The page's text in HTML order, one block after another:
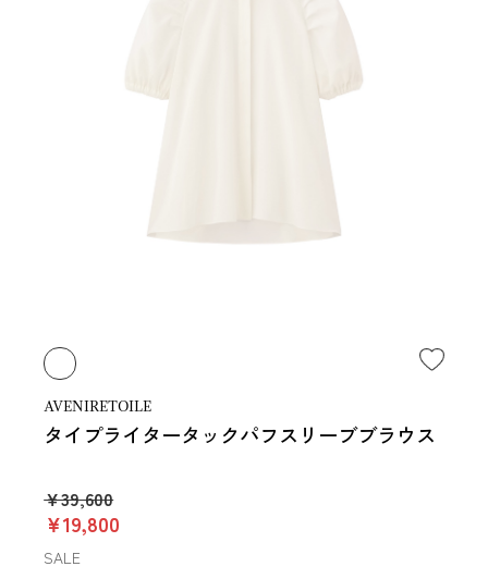
AVENIRETOILE
タイプライタータックパフスリーブブラウス
￥39,600
￥19,800
SALE